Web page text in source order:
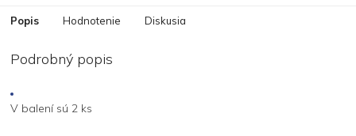
Popis Hodnotenie Diskusia
Podrobný popis
V balení sú 2 ks